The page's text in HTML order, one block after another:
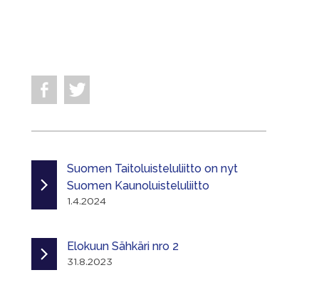
Suomen Taitoluisteluliitto on nyt
Suomen Kaunoluisteluliitto
1.4.2024
Elokuun Sähkäri nro 2
31.8.2023